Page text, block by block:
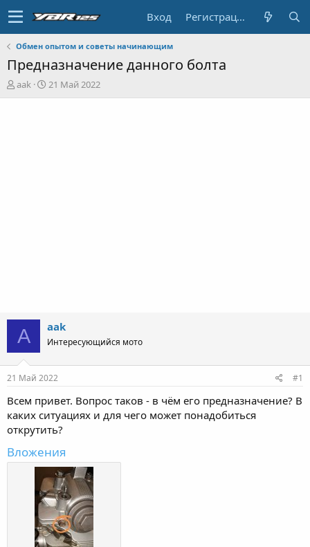
Вход Регистрация
Обмен опытом и советы начинающим
Предназначение данного болта
А
в
aak
Д
а
21 Май 2022
A aak
Интересующийся мото
21 Май 2022 #1
Всем привет. Вопрос таков - в чём его предназначение? В
каких ситуациях и для чего может понадобиться
открутить?
Вложения